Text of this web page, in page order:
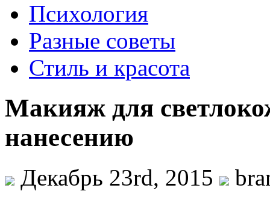
Психология
Разные советы
Стиль и красота
Макияж для
нанесению
Декабрь 23rd, 2015